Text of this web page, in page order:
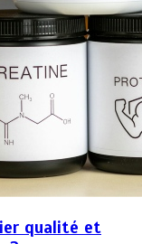
qualité et